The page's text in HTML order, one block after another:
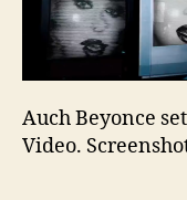
Auch Beyonce
Video.